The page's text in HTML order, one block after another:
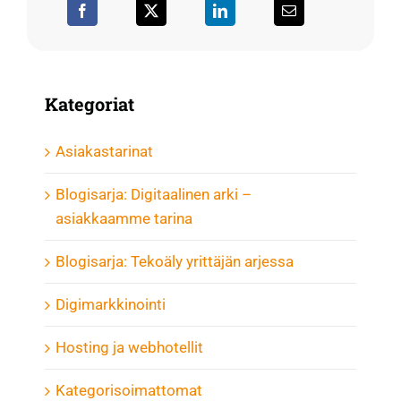
Kategoriat
Asiakastarinat
Blogisarja: Digitaalinen arki –
asiakkaamme tarina
Blogisarja: Tekoäly yrittäjän arjessa
Digimarkkinointi
Hosting ja webhotellit
Kategorisoimattomat